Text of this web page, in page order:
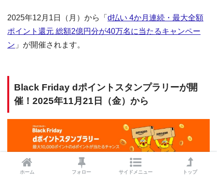
2025年12月1日（月）から「 d払い 4か月連続・最大全額
ポイント還元 総額2億円分が40万名に当たるキャンペー
ン 」が開催されます。
Black Friday dポイントスタンプラリーが開
催！2025年11月21日（金）から
ホーム フォロー サイドメニュー トップ